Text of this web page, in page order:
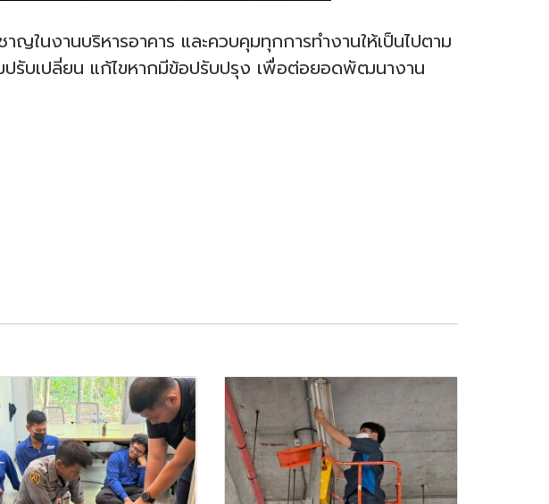
ในงานบริหารอาคาร และควบคุมทุกการทำงานให้เป็นไปตาม
รับเปลี่ยน แก้ไขหากมีข้อปรับปรุง เพื่อต่อยอดพัฒนางาน